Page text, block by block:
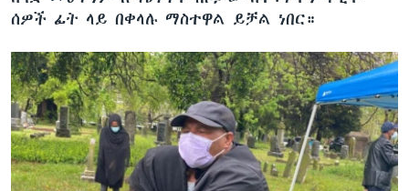
ሰዎች ፊት ላይ በቀላሉ ማስተዋል ይቻል ነበር።